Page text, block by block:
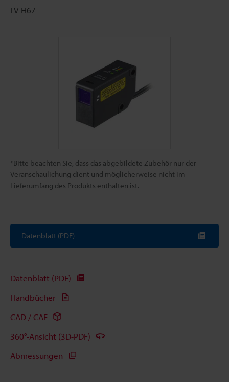
LV-H67
*Bitte beachten Sie, dass das abgebildete Zubehör nur der
Veranschaulichung dient und möglicherweise nicht im
Lieferumfang des Produkts enthalten ist.
Datenblatt (PDF)
Datenblatt (PDF)
Handbücher
CAD / CAE
360°-Ansicht (3D-PDF)
Abmessungen